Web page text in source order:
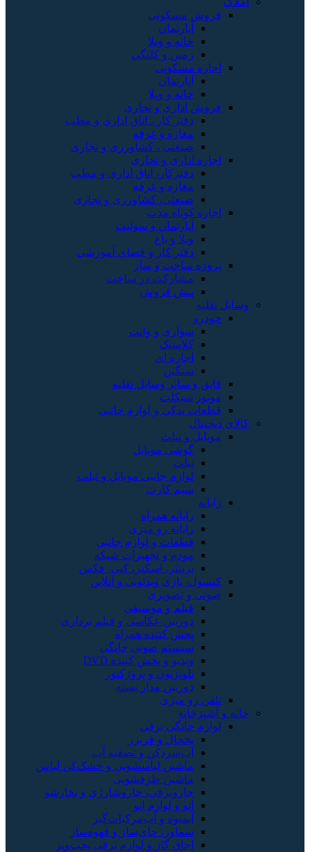
فروش مسکونی
آپارتمان
خانه و ویلا
زمین و کلنگی
اجاره مسکونی
آپارتمان
خانه و ویلا
فروش اداری و تجاری
دفتر کار ، اتاق اداری و مطب
مغازه و غرفه
صنعتی ، کشاورزی و تجاری
اجاره اداری و تجاری
دفترکار، اتاق اداری و مطب
مغازه و غرفه
صنعتی، کشاورزی و تجاری
اجاره کوتاه مدت
آپارتمان و سوئیت
ویلا و باغ
دفتر کار و فضای آموزشی
پروژه ساخت و ساز
مشارکت در ساخت
پیش فروش
وسایل نقلیه
خودرو
سواری و وانت
کلاسیک
اجاره ای
سنگین
قایق و سایر وسایل نقلیه
موتور سیکلت
قطعات یدکی و لوازم جانبی
کالای دیجیتال
موبایل و تبلت
گوشی موبایل
تبلت
لوازم جانبی موبایل و تبلت
سیم کارت
رایانه
رایانه همراه
رایانه رو میزی
قطعات و لوازم جانبی
مودم و تجهیزات شبکه
پرینتر، اسکنر، کپی، فکس
کنسول، بازی‌ ویدئویی و آنلاین
صوتی و تصویری
فیلم و موسیقی
دوربین عکاسی و فیلم برداری
پخش کننده همراه
سیستم صوتی خانگی
ویدیو و پخش کننده DVD
تلویزیون و پروژکتور
دوربین مدار بسته
تلفن رو میزی
خانه و آشپزخانه
لوازم خانگی برقی
یخچال و فریزر
آب‌سردکن و تصفیه آب
ماشین لباسشویی و خشک‌کن لباس
ماشین ظرفشویی
جاروبرقی، جاروشارژی و بخارشو
اتو و لوازم اتو
آبمیوه و آب‌مرکبات‌گیر
سماور، چای‌ساز و قهوه‌ساز
اجاق گاز و لوازم برقی پخت‌وپز